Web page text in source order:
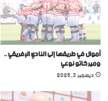
أموال في طريقها إلى النادي الإفريقي ..
وميركاتو نوعي
ديسمبر 3, 2025